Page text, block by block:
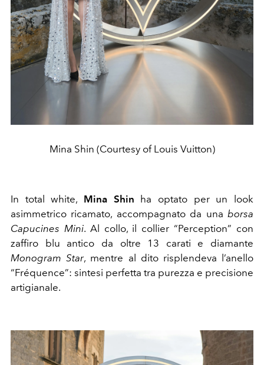
Mina Shin (Courtesy of Louis Vuitton)
In total white, Mina Shin ha optato per un look
asimmetrico ricamato, accompagnato da una borsa
Capucines Mini. Al collo, il collier “Perception” con
zaffiro blu antico da oltre 13 carati e diamante
Monogram Star, mentre al dito risplendeva l’anello
“Fréquence”: sintesi perfetta tra purezza e precisione
artigianale.